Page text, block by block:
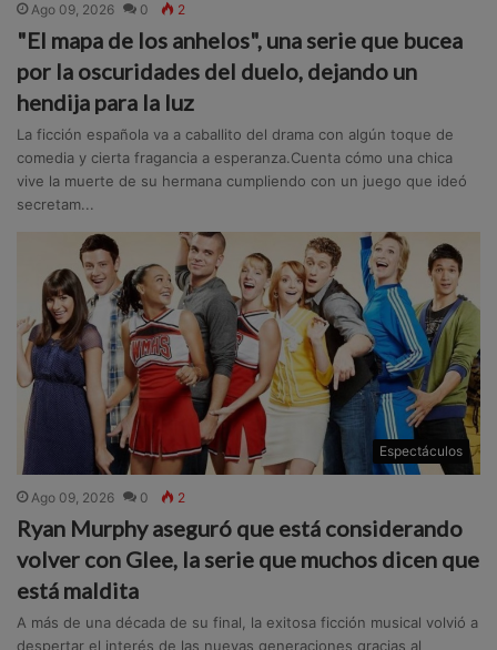
Ago 09, 2026 0 2
"El mapa de los anhelos", una serie que bucea
por la oscuridades del duelo, dejando un
hendija para la luz
La ficción española va a caballito del drama con algún toque de
comedia y cierta fragancia a esperanza.Cuenta cómo una chica
vive la muerte de su hermana cumpliendo con un juego que ideó
secretam...
Espectáculos
Ago 09, 2026 0 2
Ryan Murphy aseguró que está considerando
volver con Glee, la serie que muchos dicen que
está maldita
A más de una década de su final, la exitosa ficción musical volvió a
despertar el interés de las nuevas generaciones gracias al